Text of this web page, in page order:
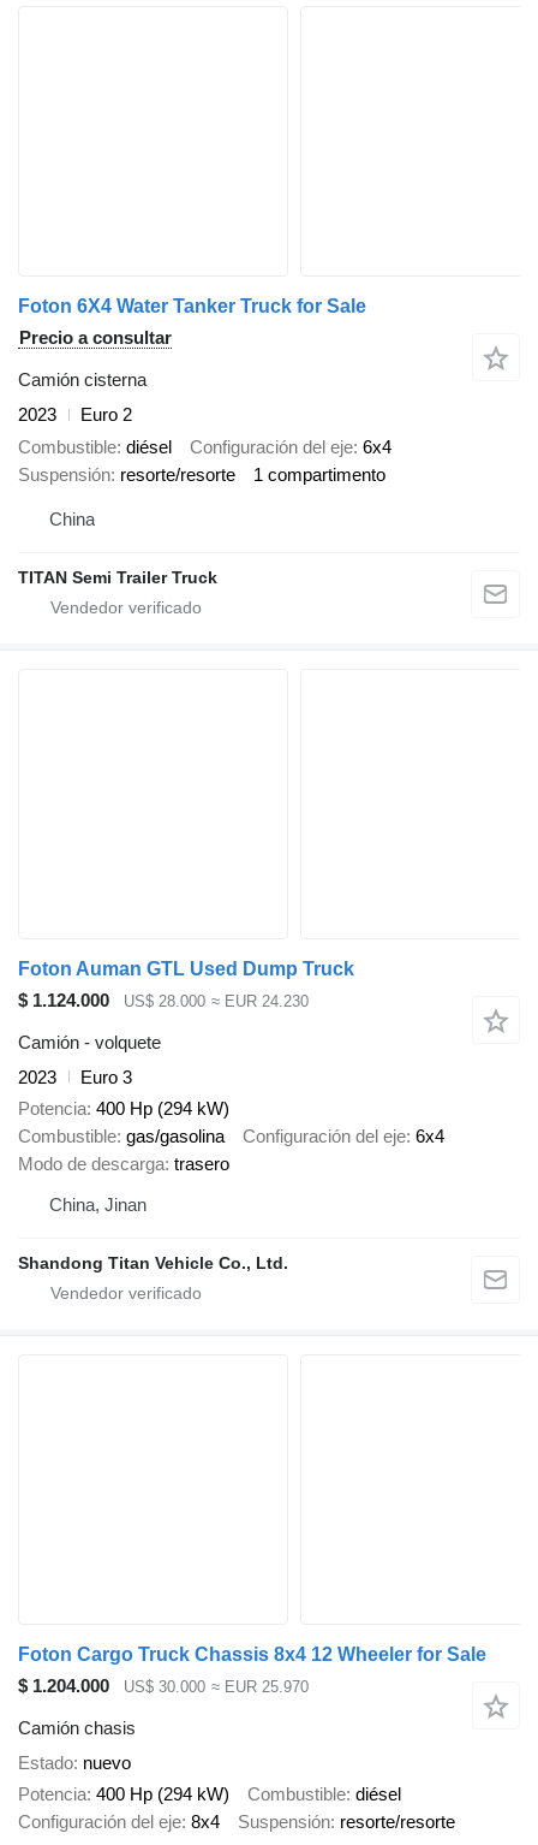
Foton 6X4 Water Tanker Truck for Sale
Precio a consultar
Camión cisterna
2023
Euro 2
Combustible diésel Configuración del eje 6x4
Suspensión resorte/resorte 1 compartimento
China
TITAN Semi Trailer Truck
Foton Auman GTL Used Dump Truck
$ 1.124.000
US$ 28.000 ≈ EUR 24.230
Camión - volquete
2023
Euro 3
Potencia 400 Hp (294 kW)
Combustible gas/gasolina Configuración del eje 6x4
Modo de descarga trasero
China, Jinan
Shandong Titan Vehicle Co., Ltd.
Foton Cargo Truck Chassis 8x4 12 Wheeler for Sale
$ 1.204.000
US$ 30.000 ≈ EUR 25.970
Camión chasis
Estado nuevo
Potencia 400 Hp (294 kW) Combustible diésel
Configuración del eje 8x4 Suspensión resorte/resorte